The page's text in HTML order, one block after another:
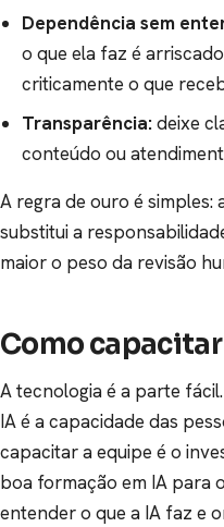
Dependência sem
o que ela faz é
criticamente o que
Transparência:deixe
conteúdo ou
A regra de ouro é simples:
substitui a
maior o peso da revisão
Como
A tecnologia é a parte
IA é a capacidade das
capacitar a equipe é o
boa formação em IA para
entender o que a IA faz e